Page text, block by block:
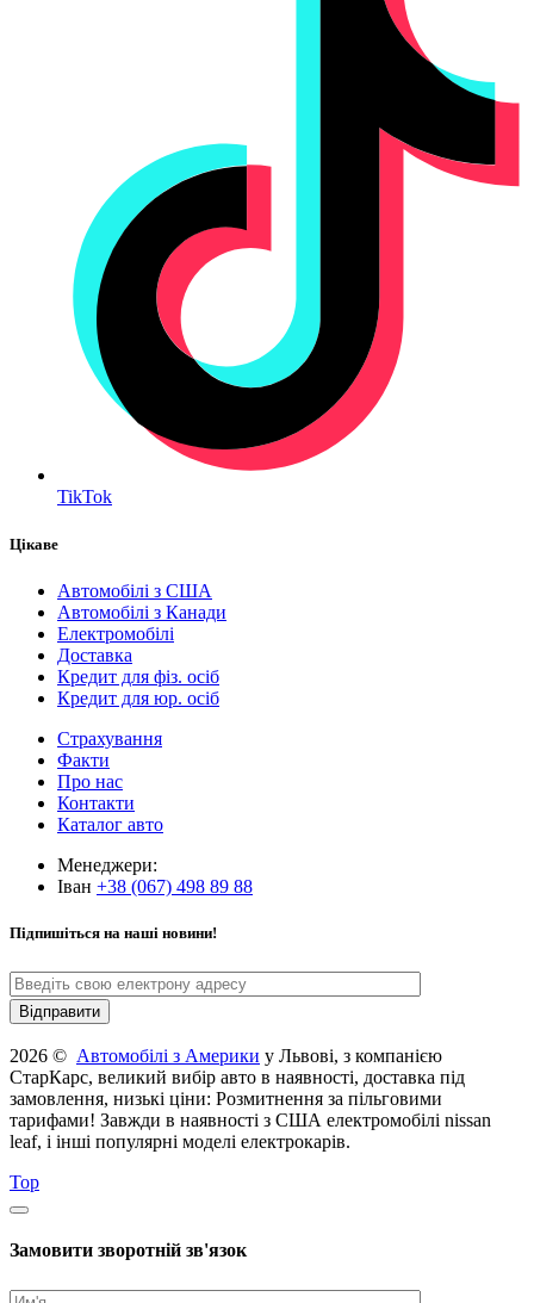
TikTok
Цікаве
Автомобілі з США
Автомобілі з Канади
Електромобілі
Доставка
Кредит для фіз. осіб
Кредит для юр. осіб
Страхування
Факти
Про нас
Контакти
Каталог авто
Менеджери:
Іван +38 (067) 498 89 88
Підпишіться на наші новини!
2026 © Автомобілі з Америки у Львові, з компанією
СтарКарс, великий вибір авто в наявності, доставка під
замовлення, низькі ціни: Розмитнення за пільговими
тарифами! Завжди в наявності з США електромобілі nissan
leaf, і інші популярні моделі електрокарів.
Top
Замовити зворотній зв'язок